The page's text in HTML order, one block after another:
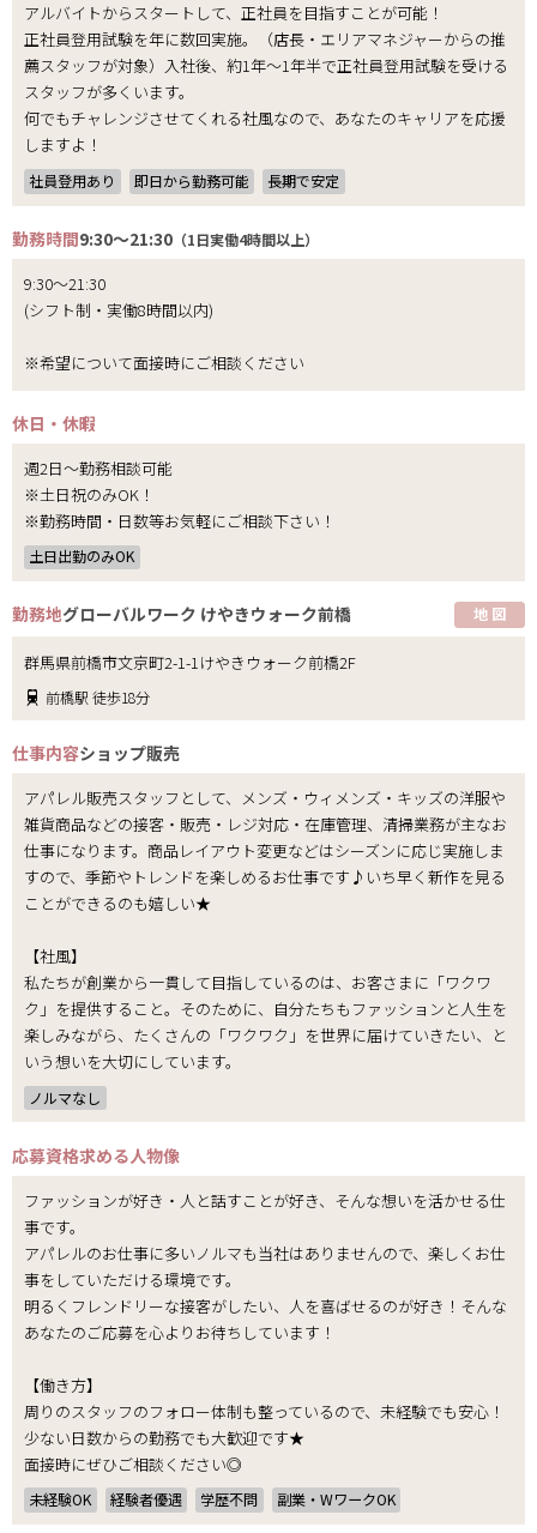
アルバイトからスタートして、正社員を目指すことが可能！
正社員登用試験を年に数回実施。（店長・エリアマネジャーからの推
薦スタッフが対象）入社後、約1年～1年半で正社員登用試験を受ける
スタッフが多くいます。
何でもチャレンジさせてくれる社風なので、あなたのキャリアを応援
しますよ！
社員登用あり 即日から勤務可能 長期で安定
勤務時間9:30～21:30 （1日実働4時間以上）
9:30～21:30
(シフト制・実働8時間以内)
※希望について面接時にご相談ください
休日・休暇
週2日～勤務相談可能
※土日祝のみOK！
※勤務時間・日数等お気軽にご相談下さい！
土日出勤のみOK
勤務地グローバルワーク けやきウォーク前橋 地 図
群馬県前橋市文京町2-1-1けやきウォーク前橋2F
前橋駅 徒歩18分
仕事内容ショップ販売
アパレル販売スタッフとして、メンズ・ウィメンズ・キッズの洋服や
雑貨商品などの接客・販売・レジ対応・在庫管理、清掃業務が主なお
仕事になります。商品レイアウト変更などはシーズンに応じ実施しま
すので、季節やトレンドを楽しめるお仕事です♪いち早く新作を見る
ことができるのも嬉しい★
【社風】
私たちが創業から一貫して目指しているのは、お客さまに「ワクワ
ク」を提供すること。そのために、自分たちもファッションと人生を
楽しみながら、たくさんの「ワクワク」を世界に届けていきたい、と
いう想いを大切にしています。
ノルマなし
応募資格求める人物像
ファッションが好き・人と話すことが好き、そんな想いを活かせる仕
事です。
アパレルのお仕事に多いノルマも当社はありませんので、楽しくお仕
事をしていただける環境です。
明るくフレンドリーな接客がしたい、人を喜ばせるのが好き！そんな
あなたのご応募を心よりお待ちしています！
【働き方】
周りのスタッフのフォロー体制も整っているので、未経験でも安心！
少ない日数からの勤務でも大歓迎です★
面接時にぜひご相談ください◎
未経験OK 経験者優遇 学歴不問 副業・WワークOK